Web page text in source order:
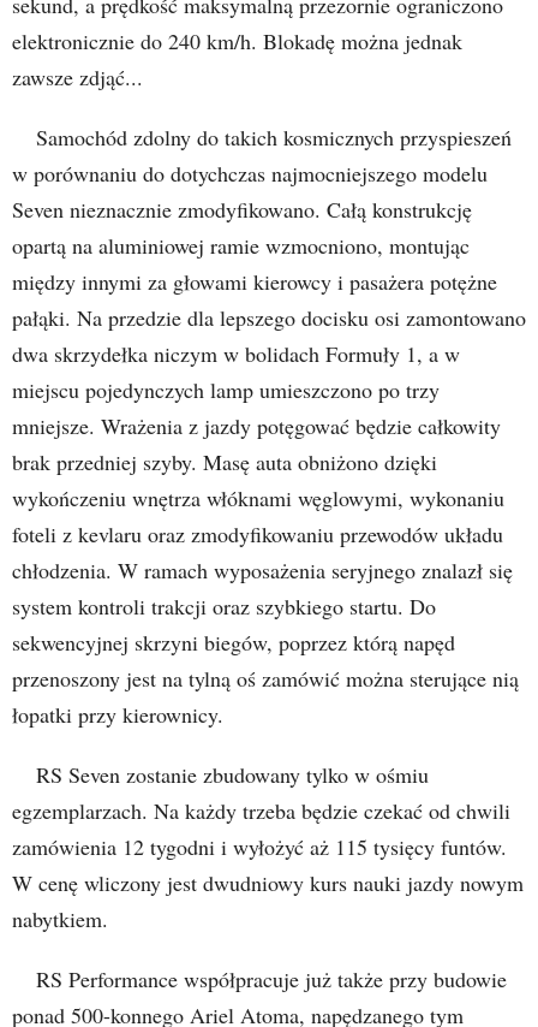
elektronicznie do 240 km/h. Blokadę można jednak
zawsze zdjąć...
Samochód zdolny do takich kosmicznych przyspieszeń
w porównaniu do dotychczas najmocniejszego modelu
Seven nieznacznie zmodyfikowano. Całą konstrukcję
opartą na aluminiowej ramie wzmocniono, montując
między innymi za głowami kierowcy i pasażera potężne
pałąki. Na przedzie dla lepszego docisku osi zamontowano
dwa skrzydełka niczym w bolidach Formuły 1, a w
miejscu pojedynczych lamp umieszczono po trzy
mniejsze. Wrażenia z jazdy potęgować będzie całkowity
brak przedniej szyby. Masę auta obniżono dzięki
wykończeniu wnętrza włóknami węglowymi, wykonaniu
foteli z kevlaru oraz zmodyfikowaniu przewodów układu
chłodzenia. W ramach wyposażenia seryjnego znalazł się
system kontroli trakcji oraz szybkiego startu. Do
sekwencyjnej skrzyni biegów, poprzez którą napęd
przenoszony jest na tylną oś zamówić można sterujące nią
łopatki przy kierownicy.
RS Seven zostanie zbudowany tylko w ośmiu
egzemplarzach. Na każdy trzeba będzie czekać od chwili
zamówienia 12 tygodni i wyłożyć aż 115 tysięcy funtów.
W cenę wliczony jest dwudniowy kurs nauki jazdy nowym
nabytkiem.
RS Performance współpracuje już także przy budowie
ponad 500-konnego Ariel Atoma, napędzanego tym